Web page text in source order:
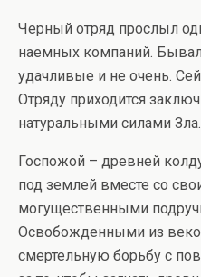
Черный отряд прослыл
наемных компаний.
удачливые и не очень.
Отряду приходится
натуральными силами Зла.
Госпожой – древней
под землей вместе со
могущественными
Освобожденными из
смертельную борьбу с